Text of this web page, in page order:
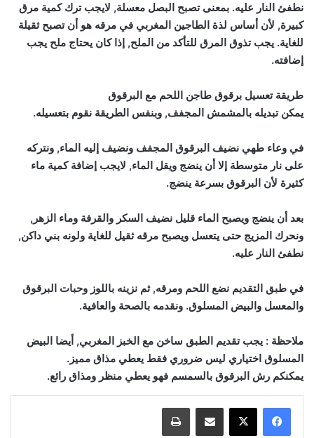
نطفئ النار عليه. بمعنى تصبح البصل معسلة, لايجب ترك كمية مرق
كبيرة, لأن أساس لذة الطاجين المغربي في مرقه هو أن تصبح ثقيلة
للغاية. يجب تذوق المرق للتأكد من الملح, إذا كان يحتاج ملح يجب
إضافته.
طريقة تعسيل برقوق طاجن اللحم مع البرقوق
يمكن تبديله بالمشمش المجفف, وبنفس الطريقة نقوم بتعسيله.
في وعاء طهي نضيف البرقوق المجفف ونضيف إليه الماء, ونتركه
على نار متوسطة إلا أن ينضج ويقل الماء, لايجب إضافة كمية ماء
كثيرة لأن البرقوق بسرعة ينضج.
بعد أن ينضج ويصبح الماء قليل نضيف السكر والقرفة وماء الزهر,
ونحرك المزيج حتى يتعسل ويصبح مرقه ثقيل للغاية ولونه بني داكن,
نطفئ النار عليه.
في طبق التقديم نضع اللحم ومرقه, ثم نزينه باللوز وحبات البرقوق
والمعسل والبيض المسلوق. ونقدمه بالصحة والعافية.
ملاحظة : يجب تقديم الطبق ساخن مع الخبز المغربي, أيضا البيض
المسلوق اختياري ليس ضروري فقط يعطي مذاق مميز.
يمكنكم رش البرقوق بالسمسم فهو يعطي منظر ومذاق رائع.
مشاركة عبر البريد طباعة